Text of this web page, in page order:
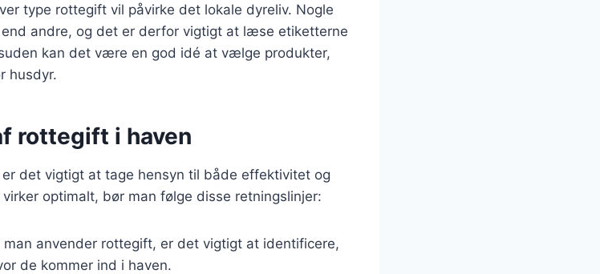
type rottegift vil påvirke det lokale dyreliv. Nogle
andre, og det er derfor vigtigt at læse etiketterne
kan det være en god idé at vælge produkter,
husdyr.
rottegift i haven
det vigtigt at tage hensyn til både effektivitet og
optimalt, bør man følge disse retningslinjer:
man anvender rottegift, er det vigtigt at identificere,
de kommer ind i haven.